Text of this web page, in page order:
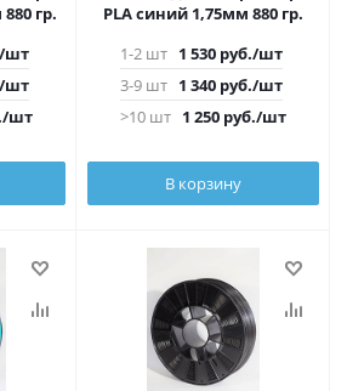
гр.
/шт
/шт
/шт
PLA синий 1,75мм 880 гр.
1-2 шт 1 530 руб./шт
3-9 шт 1 340 руб./шт
>10 шт 1 250 руб./шт
В корзину